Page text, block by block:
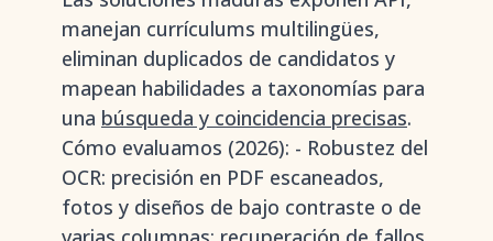
manejan currículums multilingües,
eliminan duplicados de candidatos y
mapean habilidades a taxonomías para
una búsqueda y coincidencia precisas.
Cómo evaluamos (2026): - Robustez del
OCR: precisión en PDF escaneados,
fotos y diseños de bajo contraste o de